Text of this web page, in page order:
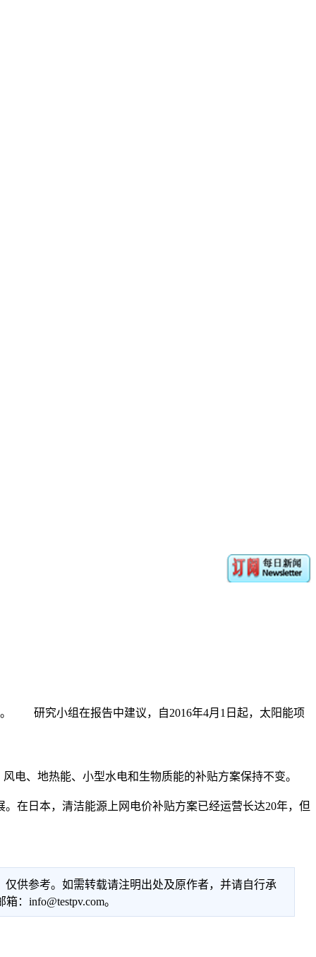
。 研究小组在报告中建议，自2016年4月1日起，太阳能项
、地热能、小型水电和生物质能的补贴方案保持不变。
日本，清洁能源上网电价补贴方案已经运营长达20年，但
供参考。如需转载请注明出处及原作者，并请自行承
：info@testpv.com。